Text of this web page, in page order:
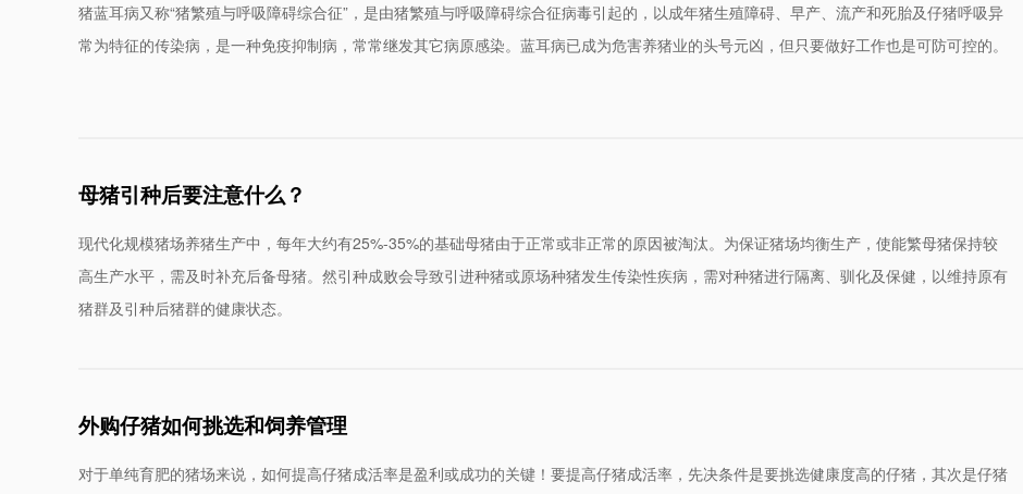
中医智慧破蓝耳病防控之困局—···
以硬核实力锚定全年 凭五维···
联系我们 企业招商 人才招聘
猪蓝耳病又称“猪繁殖与呼吸障碍综合征”，是由猪繁殖与呼吸障碍综合征病毒引起的，以成年猪生殖障碍、早产、流产和死胎及仔猪呼吸异
常为特征的传染病，是一种免疫抑制病，常常继发其它病原感染。蓝耳病已成为危害养猪业的头号元凶，但只要做好工作也是可防可控的。
母猪引种后要注意什么？
现代化规模猪场养猪生产中，每年大约有25%-35%的基础母猪由于正常或非正常的原因被淘汰。为保证猪场均衡生产，使能繁母猪保持较
高生产水平，需及时补充后备母猪。然引种成败会导致引进种猪或原场种猪发生传染性疾病，需对种猪进行隔离、驯化及保健，以维持原有
猪群及引种后猪群的健康状态。
外购仔猪如何挑选和饲养管理
对于单纯育肥的猪场来说，如何提高仔猪成活率是盈利或成功的关键！要提高仔猪成活率，先决条件是要挑选健康度高的仔猪，其次是仔猪